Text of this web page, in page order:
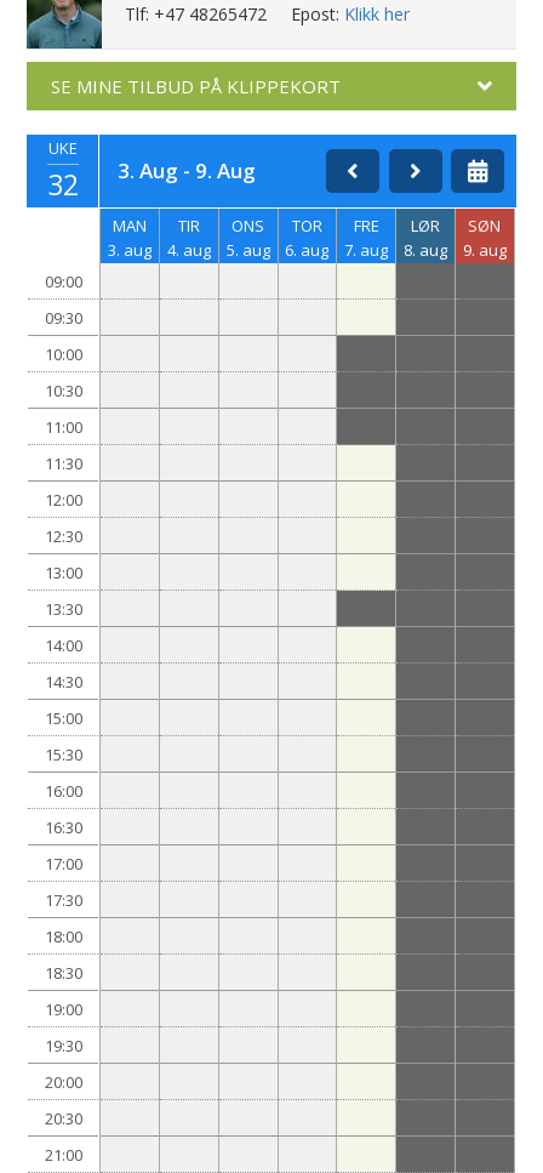
Tlf: +47 48265472 Epost: Klikk her
SE MINE TILBUD PÅ KLIPPEKORT
UKE
32 3. Aug - 9. Aug
09:00
09:30
10:00
10:30
11:00
11:30
12:00
12:30
13:00
13:30
14:00
14:30
15:00
15:30
16:00
16:30
17:00
17:30
18:00
18:30
19:00
19:30
20:00
20:30
21:00
MAN
3. aug
TIR
4. aug
ONS
5. aug
TOR
6. aug
FRE
7. aug
LØR
8. aug
SØN
9. aug